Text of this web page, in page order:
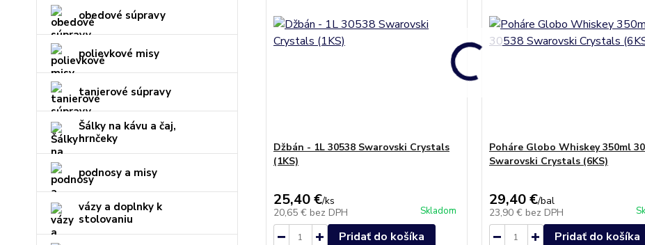
obedové súpravy
polievkové misy
tanierové súpravy
Šálky na kávu a čaj,
hrnčeky
podnosy a misy
vázy a doplnky k
stolovaniu
Džbán - 1L 30538 Swarovski Crystals
(1KS)
25,40 €/ks
20,65 € bez DPH Skladom
Pridať do košíka
Poháre Globo Whiskey 350ml
Swarovski Crystals (6KS)
29,40 €/bal
23,90 € bez DPH
Pridať do košíka